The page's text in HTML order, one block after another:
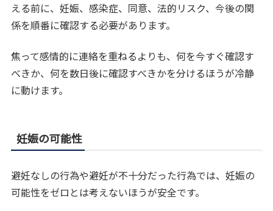
える前に、妊娠、感染症、同意、法的リスク、今後の関
係を順番に確認する必要があります。
焦って感情的に連絡を重ねるよりも、何を今すぐ確認す
べきか、何を数日後に確認すべきかを分けるほうが冷静
に動けます。
妊娠の可能性
避妊なしの行為や避妊が不十分だった行為では、妊娠の
可能性をゼロとは考えないほうが安全です。